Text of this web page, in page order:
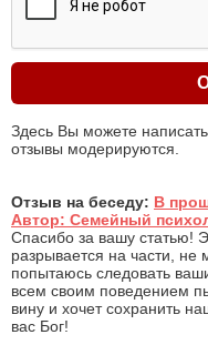
Здесь Вы можете
отзывы модерируются.
Отзыв на беседу: В
Автор: Семейный
Спасибо за вашу статью!
разрывается на части, не
попытаюсь следовать
всем своим поведением
вину и хочет сохранить
вас Бог!